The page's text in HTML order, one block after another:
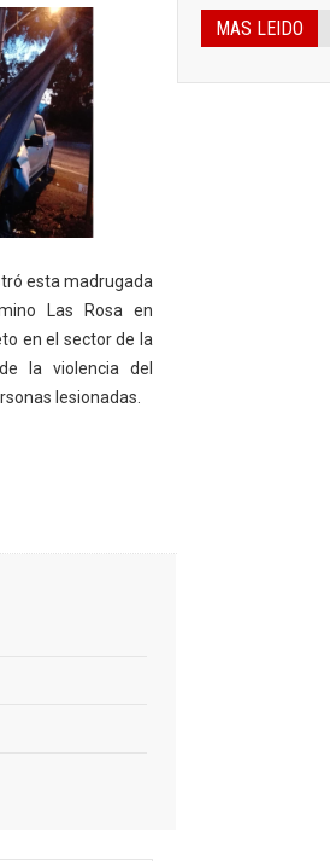
esta madrugada
Las Rosa en
en el sector de la
la violencia del
lesionadas.
MAS LEIDO